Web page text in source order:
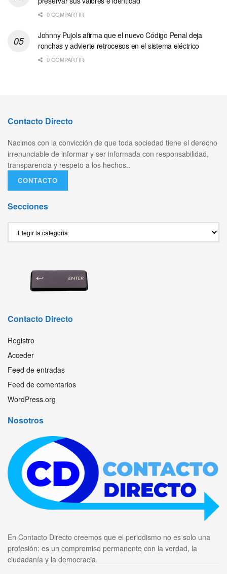
0 COMPARTIR
Johnny Pujols afirma que el nuevo Código Penal deja
ronchas y advierte retrocesos en el sistema eléctrico
0 COMPARTIR
Contacto Directo
Nacimos con la convicción de que toda sociedad tiene el derecho
irrenunciable de informar y ser informada con responsabilidad,
transparencia y respeto a los hechos..
CONTACTO
Secciones
Contacto Directo
Registro
Acceder
Feed de entradas
Feed de comentarios
WordPress.org
Nosotros
En Contacto Directo creemos que el periodismo no es solo una
profesión: es un compromiso permanente con la verdad, la
ciudadanía y la democracia.